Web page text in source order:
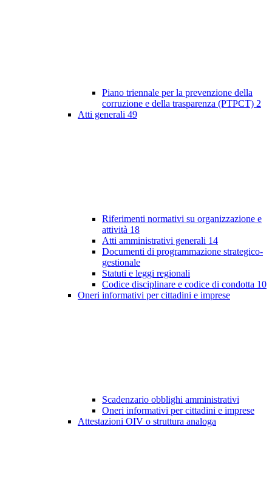
Piano triennale per la prevenzione della
corruzione e della trasparenza (PTPCT) 2
Atti generali 49
Riferimenti normativi su organizzazione e
attività 18
Atti amministrativi generali 14
Documenti di programmazione strategico-
gestionale
Statuti e leggi regionali
Codice disciplinare e codice di condotta 10
Oneri informativi per cittadini e imprese
Scadenzario obblighi amministrativi
Oneri informativi per cittadini e imprese
Attestazioni OIV o struttura analoga